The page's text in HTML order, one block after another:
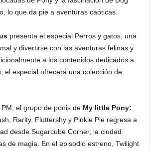
lo que da pie a aventuras caóticas.
presenta el especial Perros y gatos, una
y divertirse con las aventuras felinas y
a los contenidos dedicados a
el especial ofrecerá una colección de
el grupo de ponis de My little Pony:
Rarity, Fluttershy y Pinkie Pie regresa a
desde Sugarcube Corner, la ciudad
de magia. En el episodio estreno, Twilight